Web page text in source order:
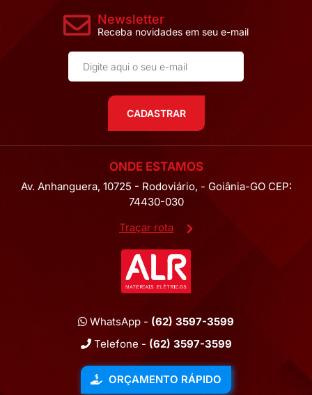
Newsletter
Receba novidades em seu e-mail
CADASTRAR
ONDE ESTAMOS
Av. Anhanguera, 10725 - Rodoviário, - Goiânia-GO CEP:
74430-030
Traçar rota
WhatsApp - (62) 3597-3599
Telefone - (62) 3597-3599
ORÇAMENTO RÁPIDO